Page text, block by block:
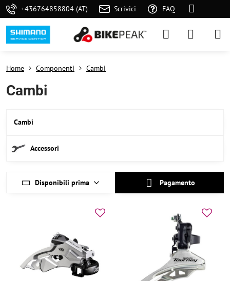
+436764858804 (AT) Scrivici FAQ
Home Componenti Cambi
Cambi
Cambi
Accessori
Disponibili prima Pagamento